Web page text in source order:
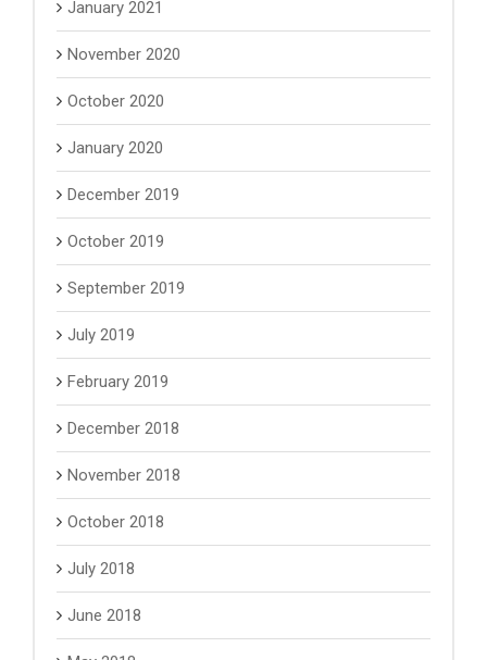
January 2021
November 2020
October 2020
January 2020
December 2019
October 2019
September 2019
July 2019
February 2019
December 2018
November 2018
October 2018
July 2018
June 2018